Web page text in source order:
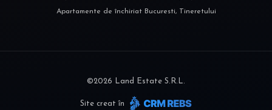
Apartamente de închiriat Bucuresti, Tineretului
©2026 Land Estate S.R.L.
Site creat în